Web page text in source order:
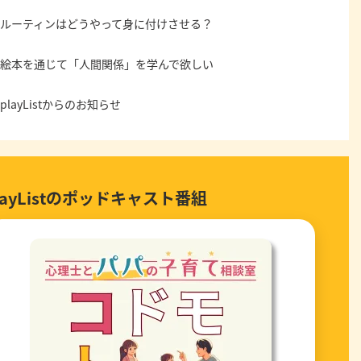
ルーティンはどうやって身に付けさせる？
絵本を通じて「人間関係」を学んで欲しい
playListからのお知らせ
のポッドキャスト番組